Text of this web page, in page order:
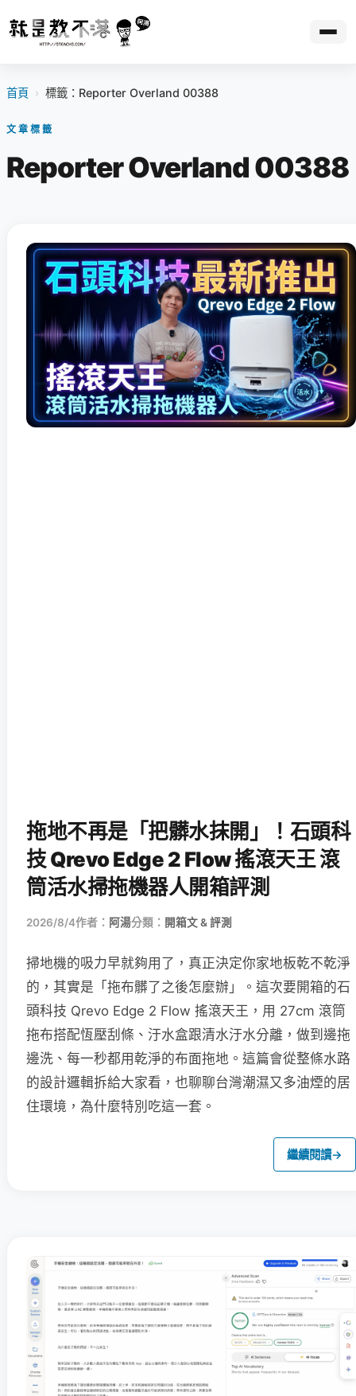
首頁 › 標籤：Reporter Overland 00388
文章標籤
Reporter Overland 00388
拖地不再是「把髒水抹開」！石頭科
技 Qrevo Edge 2 Flow 搖滾天王 滾
筒活水掃拖機器人開箱評測
2026/8/4作者： 阿湯分類： 開箱文 & 評測
掃地機的吸力早就夠用了，真正決定你家地板乾不乾淨
的，其實是「拖布髒了之後怎麼辦」。這次要開箱的石
頭科技 Qrevo Edge 2 Flow 搖滾天王，用 27cm 滾筒
拖布搭配恆壓刮條、汙水盒跟清水汙水分離，做到邊拖
邊洗、每一秒都用乾淨的布面拖地。這篇會從整條水路
的設計邏輯拆給大家看，也聊聊台灣潮濕又多油煙的居
住環境，為什麼特別吃這一套。
繼續閱讀→